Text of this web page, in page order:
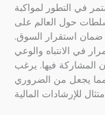
في التطور لمواكبة
حول العالم على
ضمان استقرار السوق.
في الانتباه والوعي
المشاركة فيها. يرغب
مما يجعل من الضروري